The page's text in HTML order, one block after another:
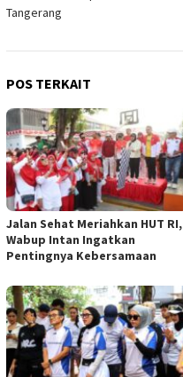
Tangerang
POS TERKAIT
Jalan Sehat Meriahkan HUT RI,
Wabup Intan Ingatkan
Pentingnya Kebersamaan